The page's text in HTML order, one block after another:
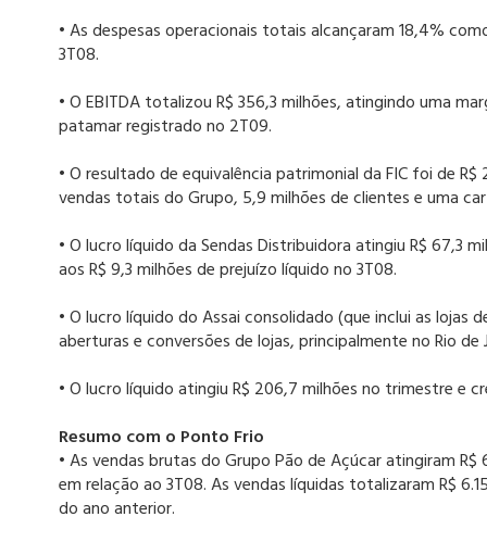
• As despesas operacionais totais alcançaram 18,4%
3T08.
• O EBITDA totalizou R$ 356,3 milhões, atingindo uma
patamar registrado no 2T09.
• O resultado de equivalência patrimonial da FIC foi de
vendas totais do Grupo, 5,9 milhões de clientes e uma
• O lucro líquido da Sendas Distribuidora atingiu R$ 67,3
aos R$ 9,3 milhões de prejuízo líquido no 3T08.
• O lucro líquido do Assai consolidado (que inclui as lojas
aberturas e conversões de lojas, principalmente no Rio de
• O lucro líquido atingiu R$ 206,7 milhões no trimestre e
Resumo com o Ponto Frio
• As vendas brutas do Grupo Pão de Açúcar atingiram
em relação ao 3T08. As vendas líquidas totalizaram R$
do ano anterior.